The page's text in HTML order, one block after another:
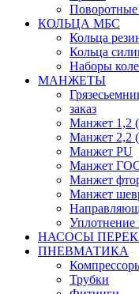
Поворотные
КОЛЬЦА МБС
Кольца
Кольца
Наборы
МАНЖЕТЫ
заказ
Манжет
Манжет
Манжет PU
Манжет
Манжет
Манжет
НАСОСЫ
ПНЕВМАТИКА
Трубки